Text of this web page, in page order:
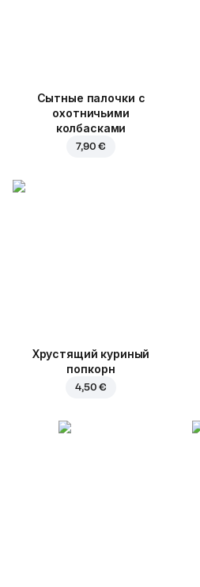
Cытные палочки с
охотничьими
колбасками
7,90 €
Хрустящий куриный
попкорн
4,50 €